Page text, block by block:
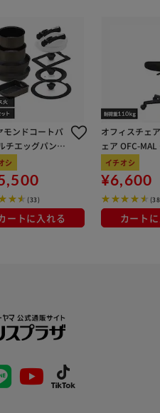
モンドコートパ
チエッグパン入
セット IHガス
MEGI-12S ブラ
タリック
シ
(33)
ートに入れる
オフィスチェ
ェア OFC-
ン
イチオシ
¥6,600
カート